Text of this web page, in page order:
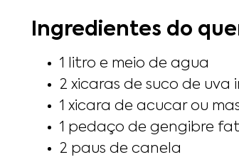
Ingredientes do
1 litro e meio de agua
2 xicaras de suco de
1 xicara de acucar ou
1 pedaço de gengibre
2 paus de canela